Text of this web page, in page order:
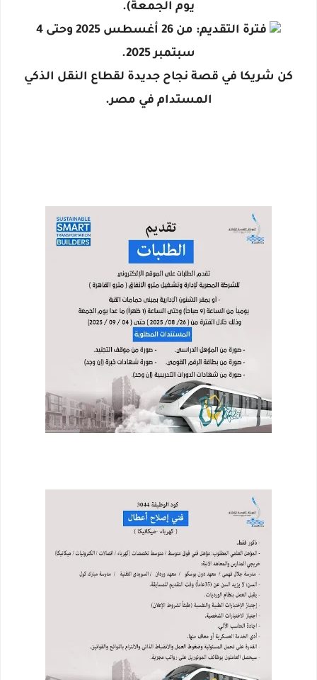
يوم الجمعة).
فترة التقديم: من 26 أغسطس 2025 وحتى 4
سبتمبر 2025.
كن شريكا في قصة نجاح جديدة لقطاع النقل الذكي
المستدام في مصر.